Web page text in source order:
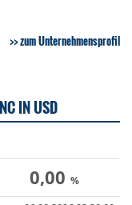
zum Unternehmensprofil
IN USD
0,00 %